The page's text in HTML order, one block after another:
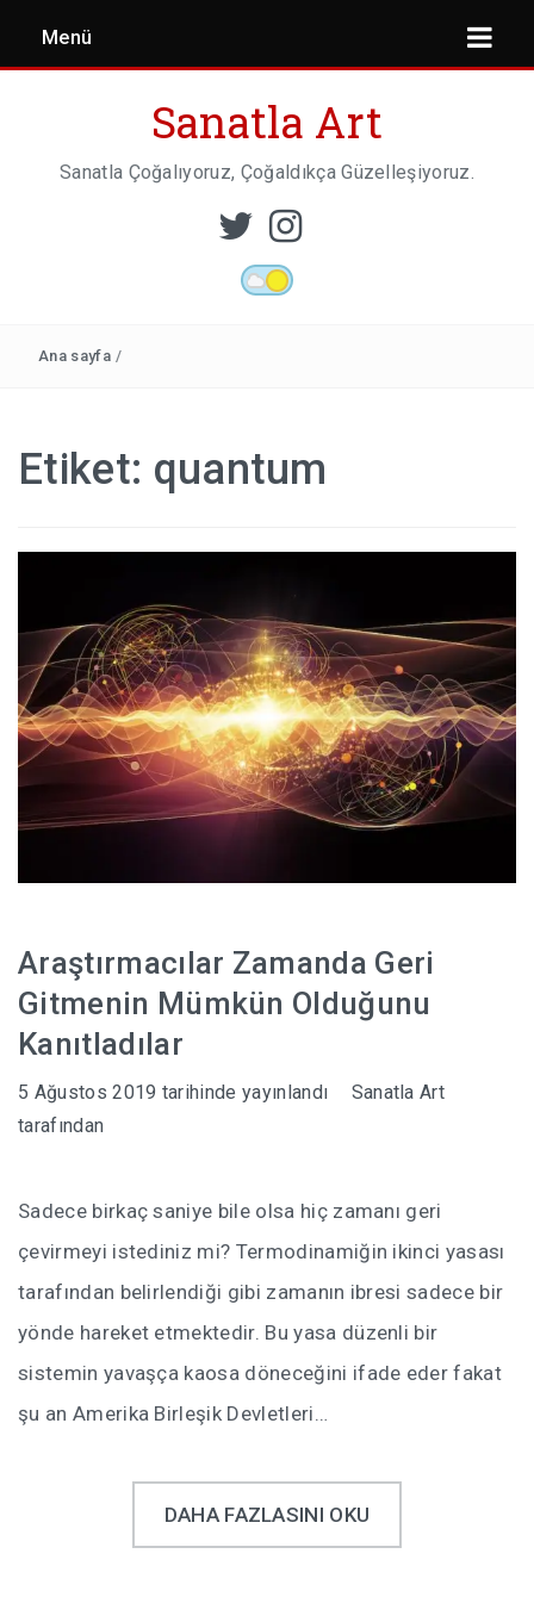
Menü
Sanatla Art
Sanatla Çoğalıyoruz, Çoğaldıkça Güzelleşiyoruz.
Ana sayfa /
Etiket: quantum
Araştırmacılar Zamanda Geri
Gitmenin Mümkün Olduğunu
Kanıtladılar
5 Ağustos 2019 tarihinde yayınlandı
Sanatla Art
tarafından
Sadece birkaç saniye bile olsa hiç zamanı geri
çevirmeyi istediniz mi? Termodinamiğin ikinci yasası
tarafından belirlendiği gibi zamanın ibresi sadece bir
yönde hareket etmektedir. Bu yasa düzenli bir
sistemin yavaşça kaosa döneceğini ifade eder fakat
şu an Amerika Birleşik Devletleri…
DAHA FAZLASINI OKU